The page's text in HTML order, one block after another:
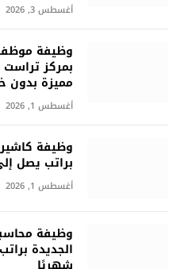
أغسطس 3, 2026
وظيفة
مميزة بدون
أغسطس 1, 2026
وظيفة
براتب يصل إلى 12,000
أغسطس 1, 2026
وظيفة